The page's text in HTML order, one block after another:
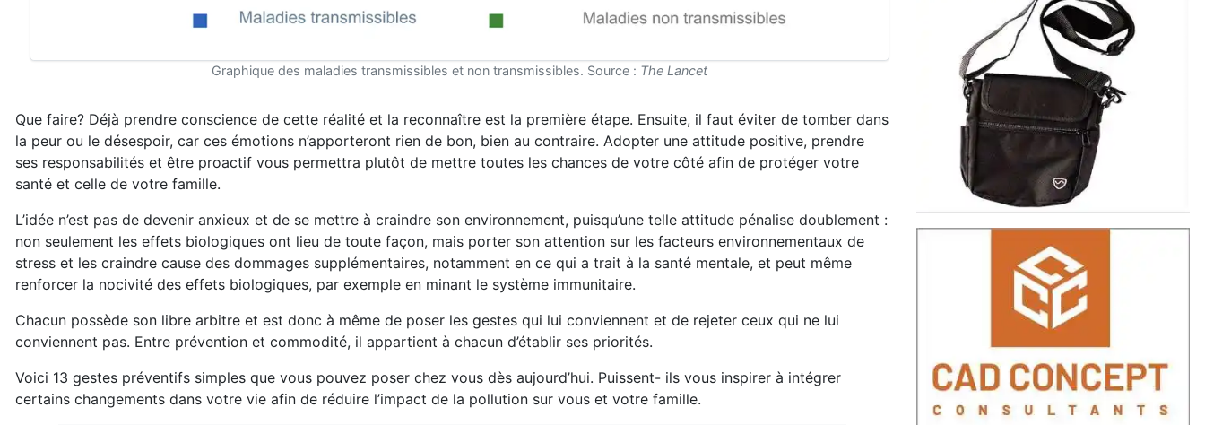
Graphique des maladies transmissibles et non transmissibles. Source : The Lancet
Que faire? Déjà prendre conscience de cette réalité et la reconnaître est la première étape. Ensuite, il faut éviter de tomber dans
la peur ou le désespoir, car ces émotions n’apporteront rien de bon, bien au contraire. Adopter une attitude positive, prendre
ses responsabilités et être proactif vous permettra plutôt de mettre toutes les chances de votre côté afin de protéger votre
santé et celle de votre famille.
L’idée n’est pas de devenir anxieux et de se mettre à craindre son environnement, puisqu’une telle attitude pénalise doublement :
non seulement les effets biologiques ont lieu de toute façon, mais porter son attention sur les facteurs environnementaux de
stress et les craindre cause des dommages supplémentaires, notamment en ce qui a trait à la santé mentale, et peut même
renforcer la nocivité des effets biologiques, par exemple en minant le système immunitaire.
Chacun possède son libre arbitre et est donc à même de poser les gestes qui lui conviennent et de rejeter ceux qui ne lui
conviennent pas. Entre prévention et commodité, il appartient à chacun d’établir ses priorités.
Voici 13 gestes préventifs simples que vous pouvez poser chez vous dès aujourd’hui. Puissent- ils vous inspirer à intégrer
certains changements dans votre vie afin de réduire l’impact de la pollution sur vous et votre famille.